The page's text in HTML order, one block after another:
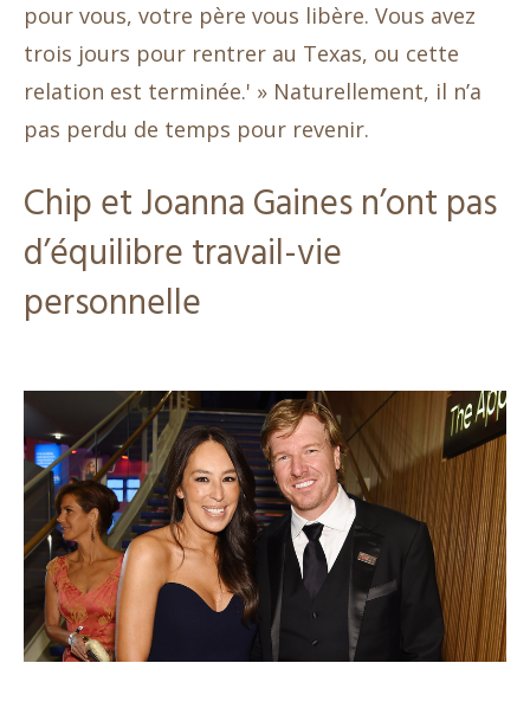
pour vous, votre père vous libère. Vous avez
trois jours pour rentrer au Texas, ou cette
relation est terminée.' » Naturellement, il n’a
pas perdu de temps pour revenir.
Chip et Joanna Gaines n’ont pas
d’équilibre travail-vie
personnelle